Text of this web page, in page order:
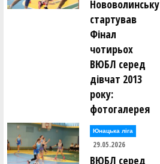
Нововолинську
стартував
Фінал
чотирьох
ВЮБЛ серед
дівчат 2013
року:
фотогалерея
Юнацька ліга
29.05.2026
ВЮБЛ серед